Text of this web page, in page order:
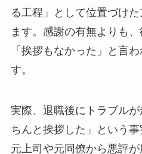
る工程」として位置づけ
ます。感謝の有無よりも、
「挨拶もなかった」と言
す。
実際、退職後にトラブル
ちんと挨拶した」という事
元上司や元同僚から悪評